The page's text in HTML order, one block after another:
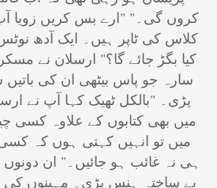
کروں گی۔" "ارے بس کریں زویا
کلاس کی ٹاپر ہیں۔ ایک آدھ
کیا بگڑ جائے گا؟" ارسلان نے
سارہ جو پاس بیٹھی ان کی
پڑی۔ "بالکل ٹھیک کہا آپ نے
میں بھی کتابوں کے علاوہ کسی
میں تو انہیں کہتی ہوں کہ کسی
ہی نہ غائب ہو جائیں۔" ان دونوں
بے ساختہ ہنس پڑی۔ مہینوں کی